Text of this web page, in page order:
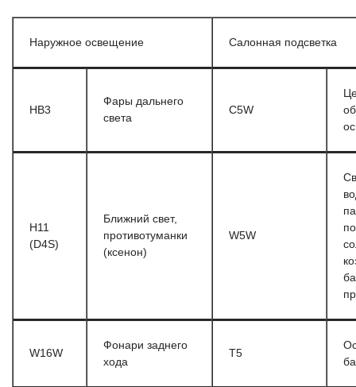
Наружное освещение Салонная подсветка
НВ3
Фары дальнего
света
C5W
Н11
(D4S)
Ближний свет,
противотуманки
(ксенон)
W5W
W16W
Фонари заднего
хода
T5